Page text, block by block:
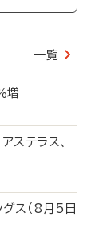
一覧
％増
ステラス、
グス（8月5日